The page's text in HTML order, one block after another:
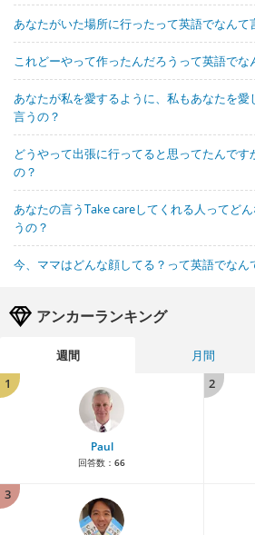
あなたがいた場所に行ったって英語でなんて
これどーやって作ったんだろうって英語でな
あなたが私を愛するように、私もあなたを愛
言うの？
どうやって出張に行ってると思ってたんです
の？
あなたの言うTake careしてくれる人ってど
うの？
今、ママはどんな顔してる？って英語でなん
アンカーランキング
週間 月間
1
Paul
回答数： 66
2
3